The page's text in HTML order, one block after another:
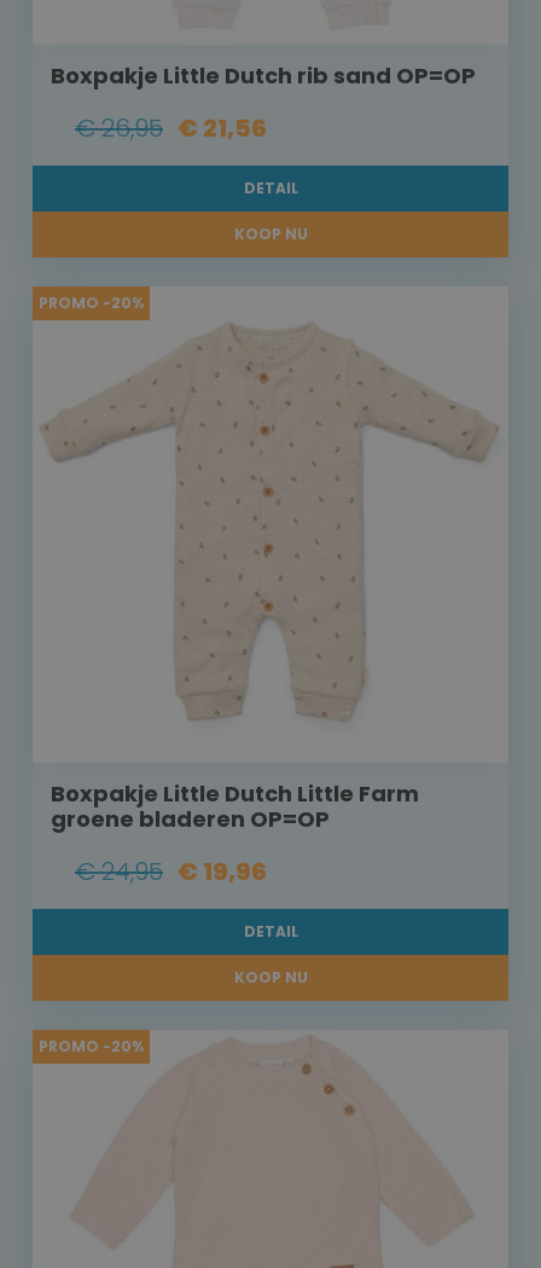
Boxpakje Little Dutch rib sand OP=OP
€ 26,95 € 21,56
DETAIL
KOOP NU
PROMO -20%
Boxpakje Little Dutch Little Farm
groene bladeren OP=OP
€ 24,95 € 19,96
DETAIL
KOOP NU
PROMO -20%